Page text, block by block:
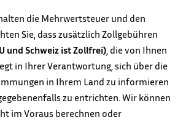
die Mehrwertsteuer und den
Sie, dass zusätzlich Zollgebühren
und Schweiz ist Zollfrei) , die von Ihnen
in Ihrer Verantwortung, sich über die
in Ihrem Land zu informieren
zu entrichten. Wir können
im Voraus berechnen oder